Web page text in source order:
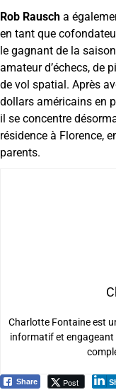
Rob Rausch a
en tant que
le gagnant de la
amateur d’échecs, de
de vol spatial. Après
dollars américains en
il se concentre
résidence à Florence,
parents.
Charlotte Fontaine est
informatif et engageant
Share Post